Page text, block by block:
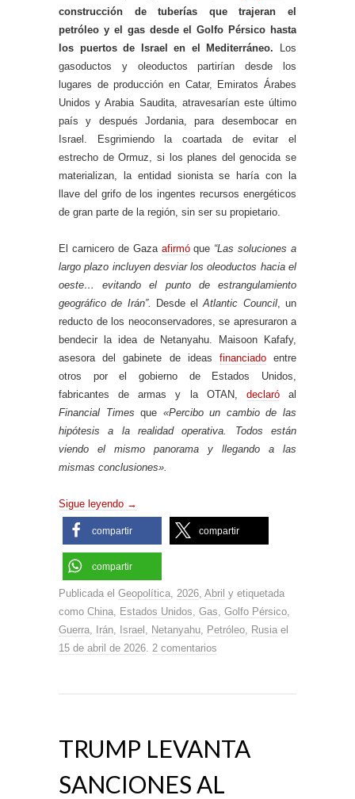
construcción de tuberías que trajeran el
petróleo y el gas desde el Golfo Pérsico hasta
los puertos de Israel en el Mediterráneo. Los
gasoductos y oleoductos partirían desde los
lugares de producción en Catar, Emiratos Árabes
Unidos y Arabia Saudita, atravesarían este último
país y después Jordania, para desembocar en
Israel. Esgrimiendo la coartada de evitar el
estrecho de Ormuz, si los planes del genocida se
materializan, la entidad sionista se haría con la
llave del grifo de los ingentes recursos energéticos
de gran parte de la región, sin ser su propietario.
El carnicero de Gaza afirmóque “Las soluciones a
largo plazo incluyen desviar los oleoductos hacia el
oeste… evitando el punto de estrangulamiento
geográfico de Irán”.
Desde elAtlantic Council, un
reducto de los neoconservadores, se apresuraron a
bendecir la idea de Netanyahu. Maisoon Kafafy,
asesora del gabinete de ideas financiadoentre
otros por el gobierno de Estados Unidos,
fabricantes de armas y la OTAN, declaróal
Financial Times que «Percibo un cambio de las
hipótesis a la realidad operativa. Todos están
viendo el mismo panorama y llegando a las
mismas conclusiones».
Sigue leyendo →
compartir compartir
compartir
Publicada el Geopolítica 2026 Abril y etiquetada
como China Estados Unidos Gas Golfo Pérsico
Guerra
Irán Israel Netanyahu Petróleo Rusia el
15 de abril de 2026 2 comentarios
TRUMP LEVANTA
SANCIONES AL